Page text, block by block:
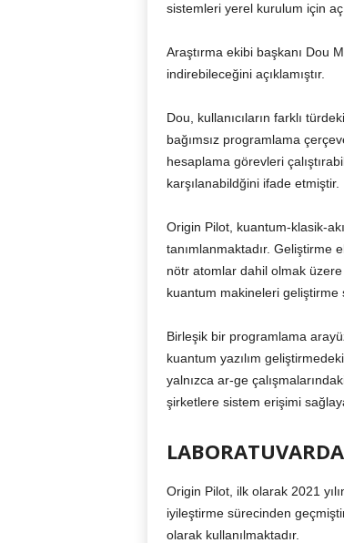
sistemleri yerel kurulum için
Araştırma ekibi başkanı Dou
indirebileceğini açıklamıştır.
Dou, kullanıcıların farklı
bağımsız programlama
hesaplama görevleri
karşılanabildğini ifade etmiştir.
Origin Pilot, kuantum-klasik-
tanımlanmaktadır. Geliştirme
nötr atomlar dahil olmak
kuantum makineleri geliştirme
Birleşik bir programlama
kuantum yazılım
yalnızca ar-ge
şirketlere sistem erişimi
Origin Pilot, ilk olarak 2021
iyileştirme sürecinden
olarak kullanılmaktadır.